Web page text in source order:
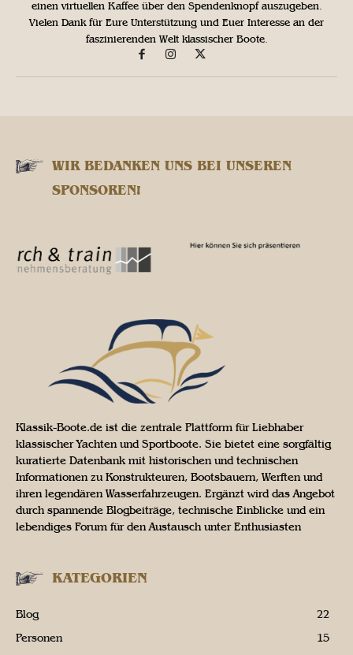
einen virtuellen Kaffee über den Spendenknopf auszugeben.
Vielen Dank für Eure Unterstützung und Euer Interesse an der
faszinierenden Welt klassischer Boote.
WIR BEDANKEN UNS BEI UNSEREN
SPONSOREN!
Klassik-Boote.de ist die zentrale Plattform für Liebhaber
klassischer Yachten und Sportboote. Sie bietet eine sorgfältig
kuratierte Datenbank mit historischen und technischen
Informationen zu Konstrukteuren, Bootsbauern, Werften und
ihren legendären Wasserfahrzeugen. Ergänzt wird das Angebot
durch spannende Blogbeiträge, technische Einblicke und ein
lebendiges Forum für den Austausch unter Enthusiasten
KATEGORIEN
Blog
22
Personen
15